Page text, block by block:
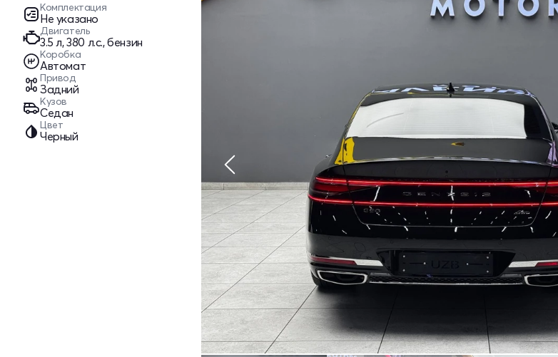
Комплектация
Не указано
Двигатель
3.5 л, 380 л.с., бензин
Коробка
Автомат
Привод
Задний
Кузов
Седан
Цвет
Черный